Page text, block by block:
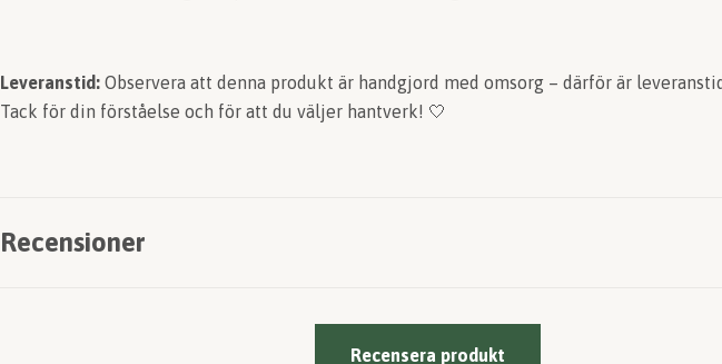
Leveranstid: Observera att denna produkt är handgjord med omsorg – därför är
Tack för din förståelse och för att du väljer hantverk! 🤍
Recensioner
Recensera produkt